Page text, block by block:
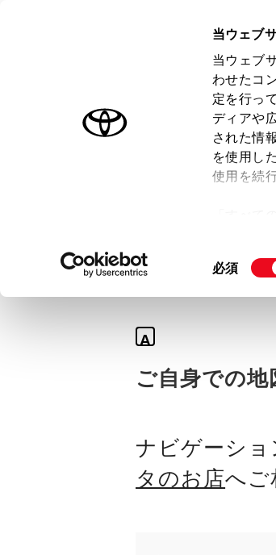
当ウェブ
当ウェブ
わせたコ
定を行っ
ディアや
された情
を使用し
使用を続
て」をご
同
必須
オーナーサポート トピ
きますか？
A
ご自身での地
ナビゲーショ
タのお店へご